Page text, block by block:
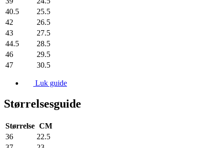
40.5
25.5
42
26.5
43
27.5
44.5
28.5
46
29.5
47
30.5
Luk guide
Størrelsesguide
Størrelse CM
36
22.5